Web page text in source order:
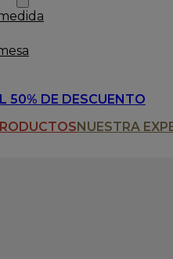
50% DE DESCUENTO
NUESTRA